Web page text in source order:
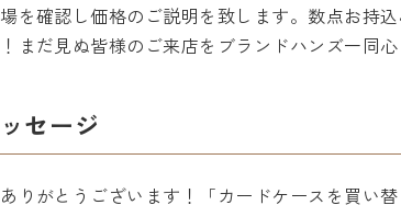
を確認し価格のご説明を致します。数点お持
まだ見ぬ皆様のご来店をブランドハンズ一同
セージ
りがとうございます！「カードケースを買い